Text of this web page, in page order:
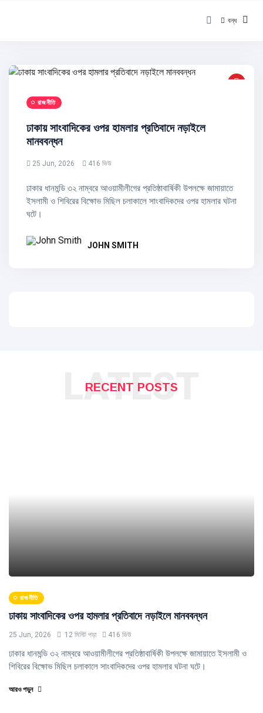
বন্ধ
রাজনীতি
ঢাকায় সাংবাদিকের ওপর হামলার প্রতিবাদে নড়াইলে
মানববন্ধন
25 Jun, 2026 416 ভিউ
ঢাকার ধানমন্ডি ৩২ নাম্বরে আওয়ামীলীগের প্রতিষ্ঠাবার্ষিকী উপলক্ষে জামায়াতে
ইসলামী ও শিবিরের বিক্ষোভ মিছিল চলাকালে সাংবাদিকদের ওপর হামলার ঘটনা
ঘটে।
JOHN SMITH
RECENT POSTS
LATEST
রাজনীতি
ঢাকায় সাংবাদিকের ওপর হামলার প্রতিবাদে নড়াইলে মানববন্ধন
25 Jun, 2026 12 মিনিট পড়া 416 ভিউ
ঢাকার ধানমন্ডি ৩২ নাম্বরে আওয়ামীলীগের প্রতিষ্ঠাবার্ষিকী উপলক্ষে জামায়াতে ইসলামী ও
শিবিরের বিক্ষোভ মিছিল চলাকালে সাংবাদিকদের ওপর হামলার ঘটনা ঘটে।
আরও পড়ুন